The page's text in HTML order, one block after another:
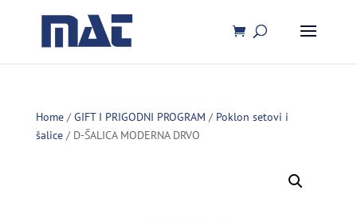
Home/GIFT I PRIGODNI PROGRAM / Poklon setovi i
šalice/ D-ŠALICA MODERNA DRVO